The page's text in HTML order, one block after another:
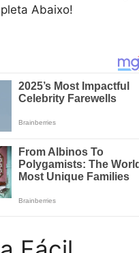
Abaixo!